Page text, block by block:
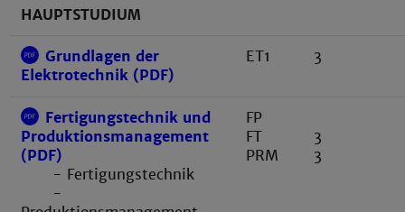
HAUPTSTUDIUM
Grundlagen der
Elektrotechnik (PDF)
ET1 3
Fertigungstechnik und
Produktionsmanagement
(PDF)
- Fertigungstechnik
-
FP
FT
PRM
3
3